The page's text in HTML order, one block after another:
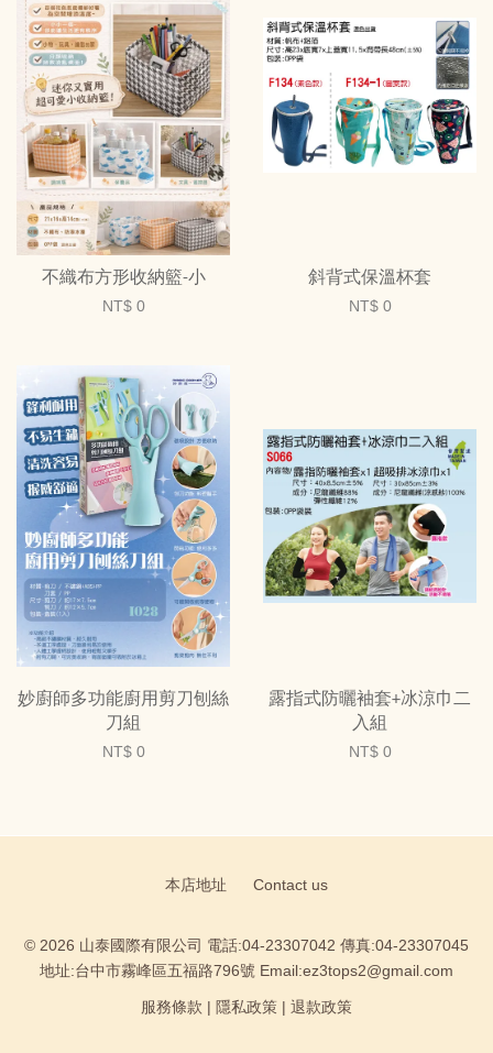
不織布方形收納籃-小
NT$ 0
斜背式保溫杯套
NT$ 0
妙廚師多功能廚用剪刀刨絲
刀組
NT$ 0
露指式防曬袖套+冰涼巾二
入組
NT$ 0
本店地址 Contact us
© 2026 山泰國際有限公司 電話:04-23307042 傳真:04-23307045
地址:台中市霧峰區五福路796號 Email:ez3tops2@gmail.com
服務條款 隱私政策 退款政策